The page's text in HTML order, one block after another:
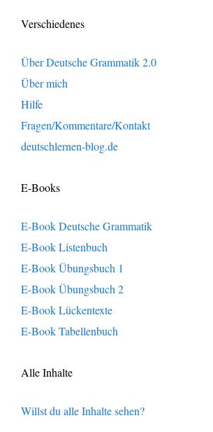
Verschiedenes
Über Deutsche Grammatik 2.0
Über mich
Hilfe
Fragen/Kommentare/Kontakt
deutschlernen-blog.de
E-Books
E-Book Deutsche Grammatik
E-Book Listenbuch
E-Book Übungsbuch 1
E-Book Übungsbuch 2
E-Book Lückentexte
E-Book Tabellenbuch
Alle Inhalte
Willst du alle Inhalte sehen?